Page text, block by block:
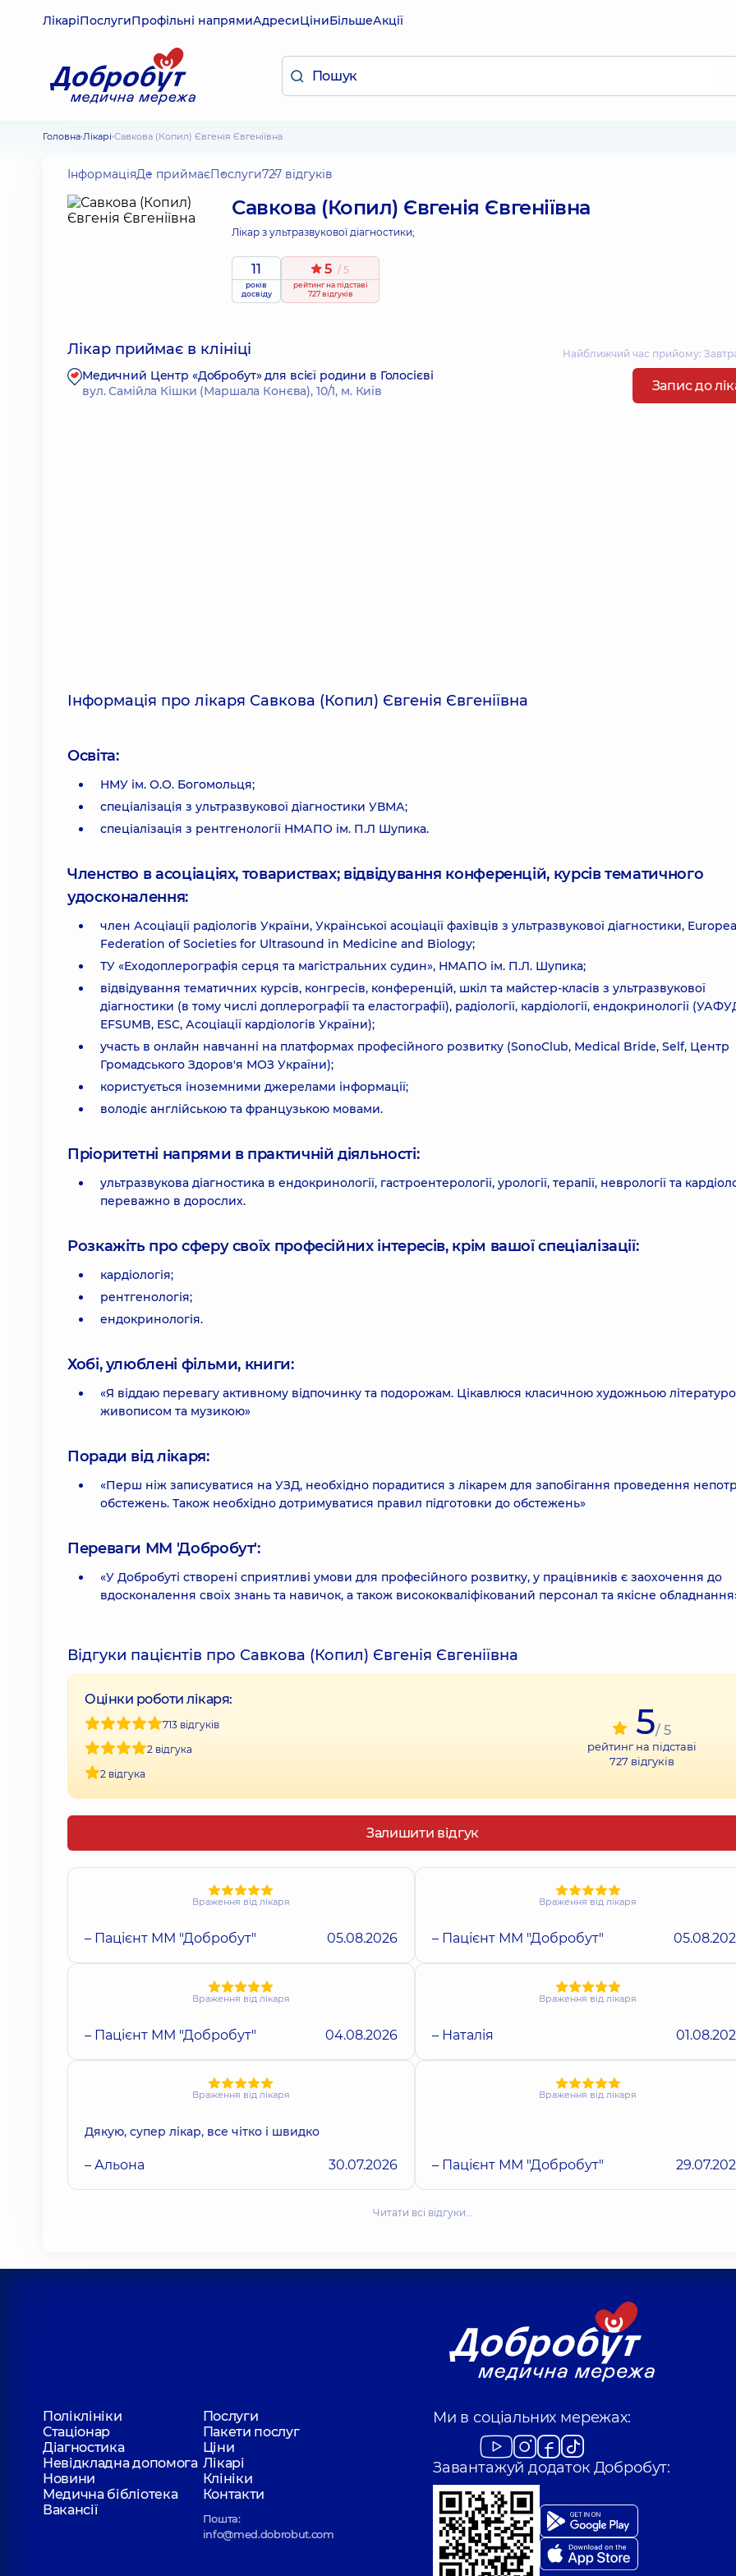
ЛікаріПослугиПрофільні напрямиАдресиЦіниБільшеАкції
Головна Лікарі Савкова (Копил) Євгенія Євгеніївна
ІнформаціяДе приймаєПослуги727 відгуків
Савкова (Копил) Євгенія Євгеніївна
Лікар з ультразвукової діагностики;
11
років
досвіду
5 / 5
рейтингна підставі
727 відгуків
Лікар приймає в клініці Найближчий час прийому:
Медичний Центр «Добробут» для всієї родини в Голосієві
вул. Самійла Кішки (Маршала Конєва), 10/1, м. Київ
Запис до
Інформація про лікаря Савкова (Копил) Євгенія Євгеніївна
Освіта:
НМУ ім. О.О. Богомольця;
спеціалізація з ультразвукової діагностики УВМА;
спеціалізація з рентгенології НМАПО ім. П.Л Шупика.
Членство в асоціаціях, товариствах; відвідування конференцій, курсів тематичного
удосконалення:
член Асоціації радіологів України, Української асоціації фахівців з ультразвукової діагностики,
Federation of Societies for Ultrasound in Medicine and Biology;
ТУ «Еходоплерографія серця та магістральних судин», НМАПО ім. П.Л. Шупика;
відвідування тематичних курсів, конгресів, конференцій, шкіл та майстер-класів з ультразвукової
діагностики (в тому числі доплерографії та еластографії), радіології, кардіології, ендокринології
EFSUMB, ESC, Асоціації кардіологів України);
участь в онлайн навчанні на платформах професійного розвитку (SonoClub, Medical Bride, Self, Центр
Громадського Здоров'я МОЗ України);
користується іноземними джерелами інформації;
володіє англійською та французькою мовами.
Пріоритетні напрями в практичній діяльності:
ультразвукова діагностика в ендокринології, гастроентерології, урології, терапії, неврології та
переважно в дорослих.
Розкажіть про сферу своїх професійних інтересів, крім вашої спеціалізації:
кардіологія;
рентгенологія;
ендокринологія.
Хобі, улюблені фільми, книги:
«Я віддаю перевагу активному відпочинку та подорожам. Цікавлюся класичною художньою
живописом та музикою»
Поради від лікаря:
«Перш ніж записуватися на УЗД, необхідно порадитися з лікарем для запобігання проведення
обстежень. Також необхідно дотримуватися правил підготовки до обстежень»
Переваги ММ 'Добробут':
«У Добробуті створені сприятливі умови для професійного розвитку, у працівників є заохочення до
вдосконалення своїх знань та навичок, а також висококваліфікований персонал та якісне
Відгуки пацієнтів про Савкова (Копил) Євгенія Євгеніївна
Оцінки роботи лікаря:
713 відгуків
2 відгука
2 відгука
5/ 5
рейтинг на підставі
727 відгуків
Залишити відгук
Враження від лікаря
– Пацієнт ММ "Добробут" 05.08.2026
Враження від лікаря
– Пацієнт ММ "Добробут"
Враження від лікаря
– Пацієнт ММ "Добробут" 04.08.2026
Враження від лікаря
– Наталія
Враження від лікаря
Дякую, супер лікар, все чітко і швидко
– Альона 30.07.2026
Враження від лікаря
– Пацієнт ММ "Добробут"
Читати всі відгуки…
Поліклініки
Послуги
Стаціонар
Пакети послуг
Діагностика
Ціни
Невідкладна допомога Лікарі
Новини
Клініки
Медична бібліотека
Контакти
Вакансії
Пошта:
info@med.dobrobut.com
Ми в соціальних мережах:
Завантажуй додаток Добробут: